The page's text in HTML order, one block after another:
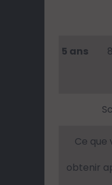
5 ans
Ce que
obtenir